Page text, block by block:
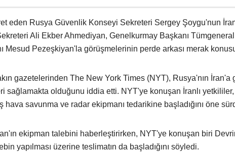
eden Rusya Güvenlik Konseyi Sekreteri Sergey Şoygu'nun
Ali Ekber Ahmediyan, Genelkurmay Başkanı
Mesud Pezeşkiyan'la görüşmelerinin perde arkası merak
gazetelerinden The New York Times (NYT), Rusya'nın İran'a
sağlamakta olduğunu iddia etti. NYT'ye konuşan İranlı
hava savunma ve radar ekipmanı tedarikine başladığını öne
ekipman talebini haberleştirirken, NYT'ye konuşan biri
yapılması üzerine teslimatın da başladığını söyledi.